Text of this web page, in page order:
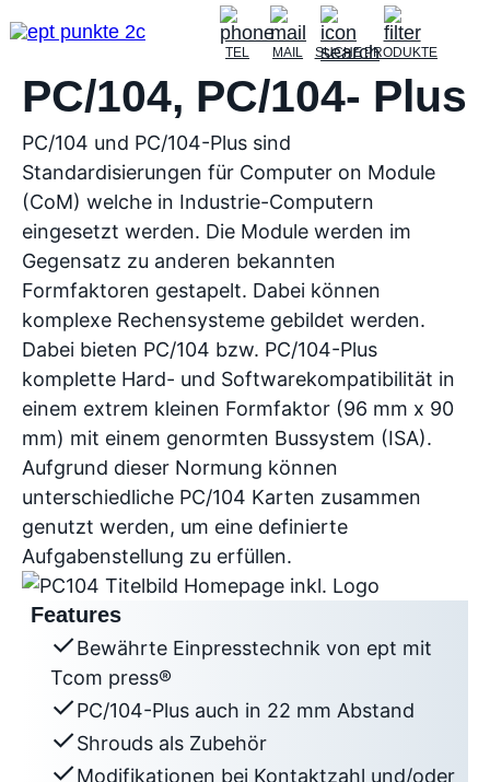
TEL MAIL SUCHEPRODUKTE
PC/104, PC/104- Plus
PC/104 und PC/104-Plus sind
Standardisierungen für Computer on Module
(CoM) welche in Industrie-Computern
eingesetzt werden. Die Module werden im
Gegensatz zu anderen bekannten
Formfaktoren gestapelt. Dabei können
komplexe Rechensysteme gebildet werden.
Dabei bieten PC/104 bzw. PC/104-Plus
komplette Hard- und Softwarekompatibilität in
einem extrem kleinen Formfaktor (96 mm x 90
mm) mit einem genormten Bussystem (ISA).
Aufgrund dieser Normung können
unterschiedliche PC/104 Karten zusammen
genutzt werden, um eine definierte
Aufgabenstellung zu erfüllen.
Features
Bewährte Einpresstechnik von ept mit
Tcom press®
PC/104-Plus auch in 22 mm Abstand
Shrouds als Zubehör
Modifikationen bei Kontaktzahl und/oder